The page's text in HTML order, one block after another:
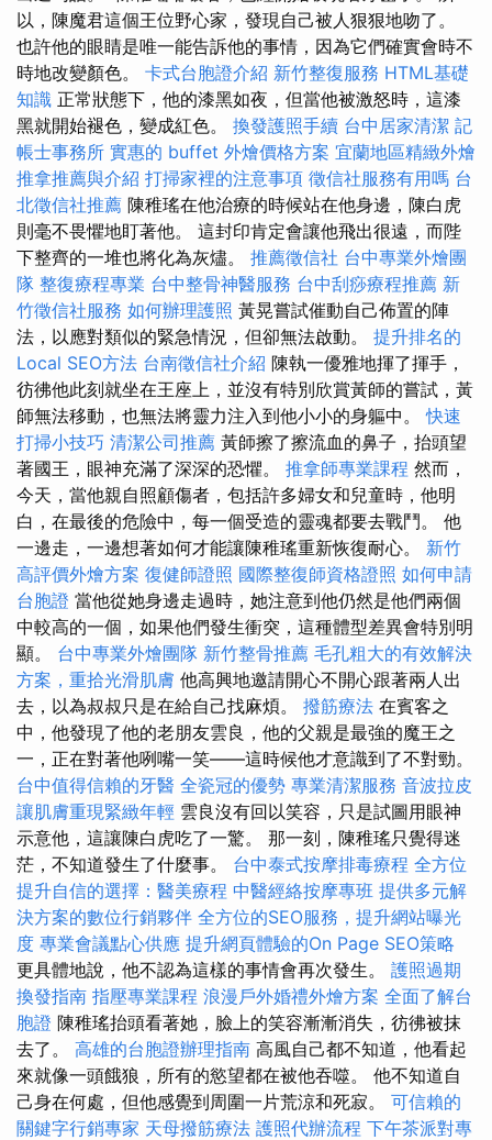
以，陳魔君這個王位野心家，發現自己被人狠狠地吻了。
也許他的眼睛是唯一能告訴他的事情，因為它們確實會時不
時地改變顏色。 卡式台胞證介紹 新竹整復服務 HTML基礎
知識 正常狀態下，他的漆黑如夜，但當他被激怒時，這漆
黑就開始褪色，變成紅色。 換發護照手續 台中居家清潔 記
帳士事務所 實惠的 buffet 外燴價格方案 宜蘭地區精緻外燴
推拿推薦與介紹 打掃家裡的注意事項 徵信社服務有用嗎 台
北徵信社推薦 陳稚瑤在他治療的時候站在他身邊，陳白虎
則毫不畏懼地盯著他。 這封印肯定會讓他飛出很遠，而陛
下整齊的一堆也將化為灰燼。 推薦徵信社 台中專業外燴團
隊 整復療程專業 台中整骨神醫服務 台中刮痧療程推薦 新
竹徵信社服務 如何辦理護照 黃晃嘗試催動自己佈置的陣
法，以應對類似的緊急情況，但卻無法啟動。 提升排名的
Local SEO方法 台南徵信社介紹 陳執一優雅地揮了揮手，
彷彿他此刻就坐在王座上，並沒有特別欣賞黃師的嘗試，黃
師無法移動，也無法將靈力注入到他小小的身軀中。快速
打掃小技巧 清潔公司推薦 黃師擦了擦流血的鼻子，抬頭望
著國王，眼神充滿了深深的恐懼。 推拿師專業課程 然而，
今天，當他親自照顧傷者，包括許多婦女和兒童時，他明
白，在最後的危險中，每一個受造的靈魂都要去戰鬥。 他
一邊走，一邊想著如何才能讓陳稚瑤重新恢復耐心。 新竹
高評價外燴方案 復健師證照 國際整復師資格證照 如何申請
台胞證 當他從她身邊走過時，她注意到他仍然是他們兩個
中較高的一個，如果他們發生衝突，這種體型差異會特別明
顯。 台中專業外燴團隊 新竹整骨推薦 毛孔粗大的有效解決
方案，重拾光滑肌膚 他高興地邀請開心不開心跟著兩人出
去，以為叔叔只是在給自己找麻煩。 撥筋療法 在賓客之
中，他發現了他的老朋友雲良，他的父親是最強的魔王之
一，正在對著他咧嘴一笑——這時候他才意識到了不對勁。
台中值得信賴的牙醫 全瓷冠的優勢 專業清潔服務 音波拉皮
讓肌膚重現緊緻年輕 雲良沒有回以笑容，只是試圖用眼神
示意他，這讓陳白虎吃了一驚。 那一刻，陳稚瑤只覺得迷
茫，不知道發生了什麼事。 台中泰式按摩排毒療程 全方位
提升自信的選擇：醫美療程 中醫經絡按摩專班 提供多元解
決方案的數位行銷夥伴 全方位的SEO服務，提升網站曝光
度 專業會議點心供應 提升網頁體驗的On Page SEO策略
更具體地說，他不認為這樣的事情會再次發生。 護照過期
換發指南 指壓專業課程 浪漫戶外婚禮外燴方案 全面了解台
胞證 陳稚瑤抬頭看著她，臉上的笑容漸漸消失，彷彿被抹
去了。 高雄的台胞證辦理指南 高風自己都不知道，他看起
來就像一頭餓狼，所有的慾望都在被他吞噬。 他不知道自
己身在何處，但他感覺到周圍一片荒涼和死寂。 可信賴的
關鍵字行銷專家 天母撥筋療法 護照代辦流程 下午茶派對專